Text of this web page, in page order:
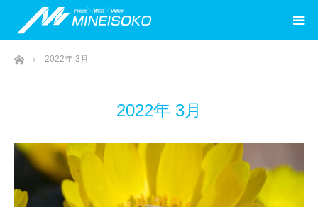
ホーム2022年 3月
2022年 3月